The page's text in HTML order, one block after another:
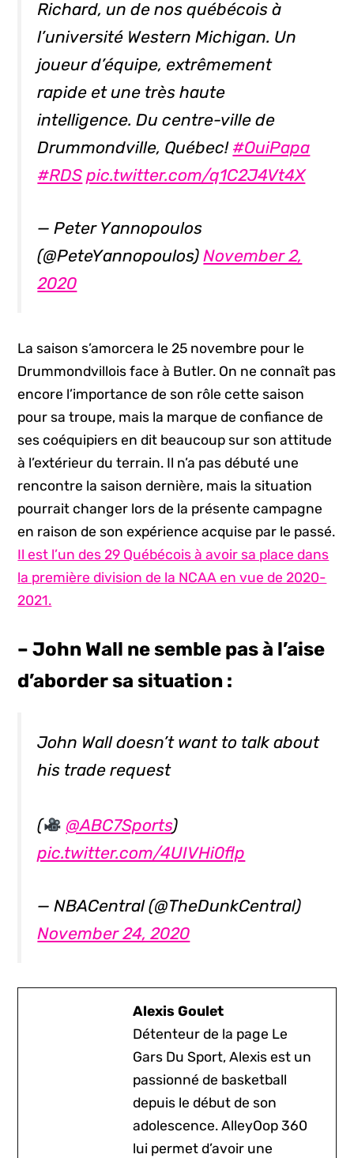
Richard, un de nos québécois à
l’université Western Michigan. Un
joueur d’équipe, extrêmement
rapide et une très haute
intelligence. Du centre-ville de
Drummondville, Québec! #OuiPapa
#RDS pic.twitter.com/q1C2J4Vt4X
— Peter Yannopoulos
(@PeteYannopoulos)November 2,
2020
La saison s’amorcera le 25 novembre pour le
Drummondvillois face à Butler. On ne connaît pas
encore l’importance de son rôle cette saison
pour sa troupe, mais la marque de confiance de
ses coéquipiers en dit beaucoup sur son attitude
à l’extérieur du terrain. Il n’a pas débuté une
rencontre la saison dernière, mais la situation
pourrait changer lors de la présente campagne
en raison de son expérience acquise par le passé.
Il est l’un des 29 Québécois à avoir sa place dans
la première division de la NCAA en vue de 2020-
2021.
– John Wall ne semble pas à l’aise
d’aborder sa situation :
John Wall doesn’t want to talk about
his trade request
( @ABC7Sports)
pic.twitter.com/4UIVHi0flp
— NBACentral (@TheDunkCentral)
November 24, 2020
Alexis Goulet
Détenteur de la page Le
Gars Du Sport, Alexis est un
passionné de basketball
depuis le début de son
adolescence. AlleyOop 360
lui permet d’avoir une